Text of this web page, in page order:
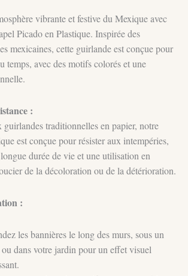
vibrante et festive du Mexique avec
Picado en Plastique. Inspirée des
mexicaines, cette guirlande est conçue pour
temps, avec des motifs colorés et une
:
traditionnelles en papier, notre
est conçue pour résister aux intempéries,
durée de vie et une utilisation en
de la décoloration ou de la détérioration.
:
les bannières le long des murs, sous un
ou dans votre jardin pour un effet visuel